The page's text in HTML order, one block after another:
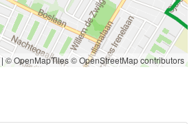
| © OpenMapTiles© OpenStreetMap contributors